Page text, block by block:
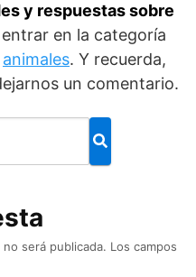
y respuestas sobre
entrar en la categoría
animales. Y recuerda,
un comentario.
será publicada. Los campos